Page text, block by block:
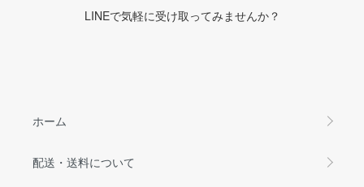
LINEで気軽に受け取ってみませんか？
ホーム
配送・送料について